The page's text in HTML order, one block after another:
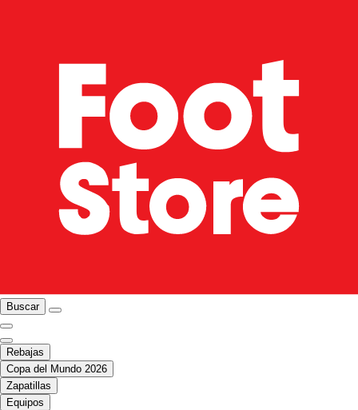
Buscar
Rebajas
Copa del Mundo 2026
Zapatillas
Equipos